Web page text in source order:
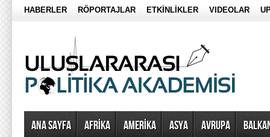
HABERLER RÖPORTAJLAR ETKİNLİKLER VIDEOLAR
Ana Sayfa AFRİKA AMERİKA ASYA AVRUPA